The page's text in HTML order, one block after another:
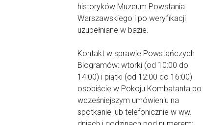
historyków Muzeum Powstania
Warszawskiego i po weryfikacji
uzupełniane w bazie.
Kontakt w sprawie Powstańczych
Biogramów: wtorki (od 10:00 do
14:00) i piątki (od 12:00 do 16:00)
osobiście w Pokoju Kombatanta po
wcześniejszym umówieniu na
spotkanie lub telefonicznie w ww.